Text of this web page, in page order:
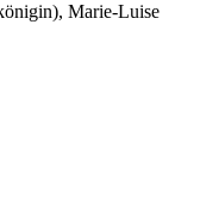
Marie-Luise